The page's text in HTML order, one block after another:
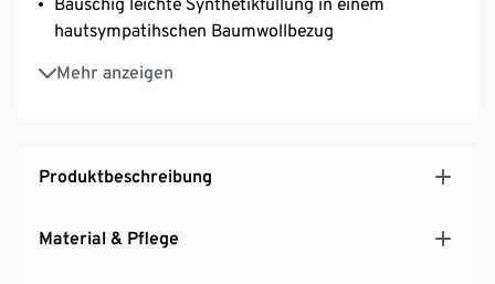
hautsympatihschen Baumwollbezug
Mehr anzeigen
Mit Reißverschluss
Maschinenwaschbar und trocknergeeignet
Produktbeschreibung
Material & Pflege